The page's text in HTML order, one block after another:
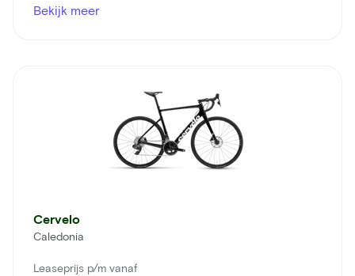
Bekijk meer
Cervelo
Caledonia
Leaseprijs p/m vanaf